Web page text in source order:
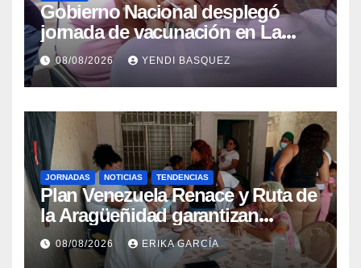
Gobierno Nacional desplegó
jornada de vacunación en La
Guaira para garantizar protección
epidemiológica
08/08/2026 YENDI BASQUEZ
JORNADAS NOTICIAS TENDENCIAS
Plan Venezuela Renace y Ruta de
la Aragüeñidad garantizan
atención médica integral en
Aragua
08/08/2026 ERIKA GARCÍA